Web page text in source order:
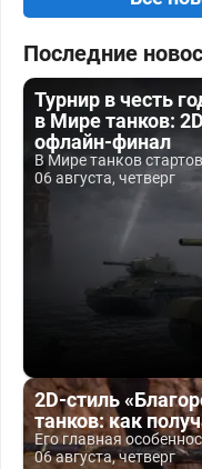
Последние
Турнир в честь
в Мире танков:
офлайн-финал
В Мире танков
06 августа, четверг
2D-стиль
танков: как
Его главная
06 августа, четверг